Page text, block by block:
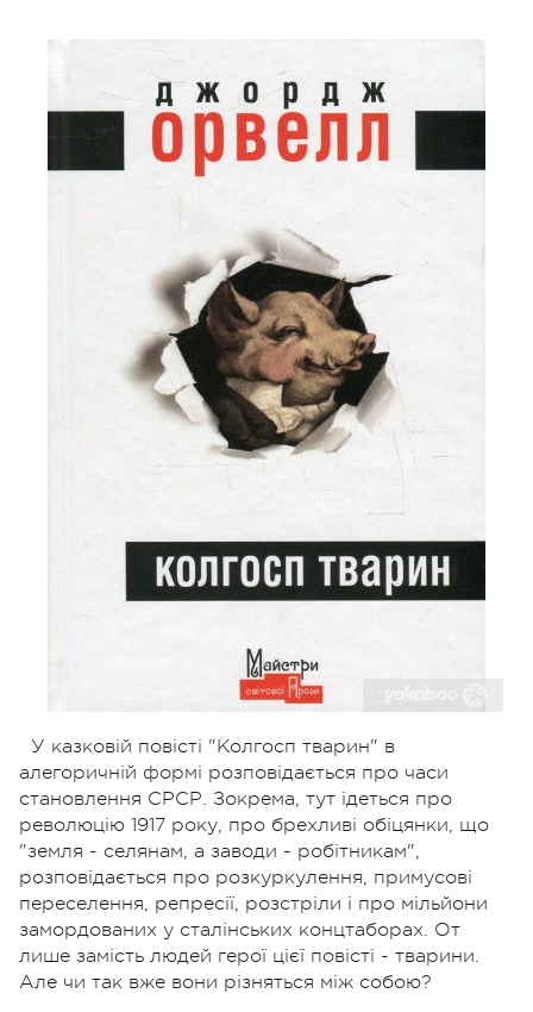
У казковій повісті "Колгосп тварин" в
алегоричній формі розповідається про часи
становлення СРСР. Зокрема, тут ідеться про
революцію 1917 року, про брехливі обіцянки, що
"земля - селянам, а заводи - робітникам",
розповідається про розкуркулення, примусові
переселення, репресії, розстріли і про мільйони
замордованих у сталінських концтаборах. От
лише замість людей герої цієї повісті - тварини.
Але чи так вже вони різняться між собою?